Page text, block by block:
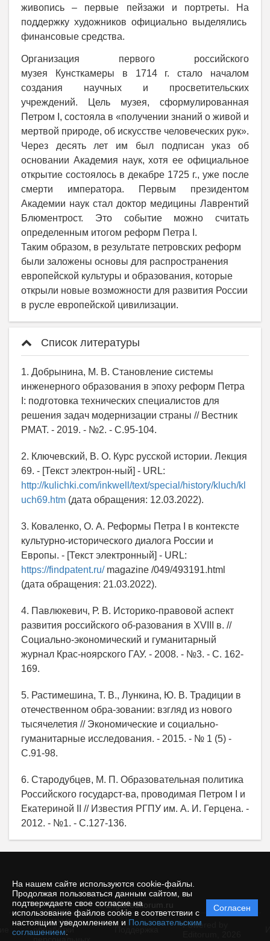
На нашем сайте используются cookie-файлы.
Продолжая пользоваться данным сайтом, вы
подтверждаете свое согласие на
использование файлов cookie в соответствии с
настоящим уведомлением и Пользовательским
соглашением
Согласен
живопись – первые пейзажи и портреты. На
поддержку художников официально выделялись
финансовые средства.
Организация первого российского
музея
Кунсткамеры в 1714 г. стало началом
создания научных и просветительских
учреждений. Цель музея, сформулированная
Петром , состояла в «получении знаний о живой и
мертвой природе, об искусстве человеческих рук».
Через десять лет им был подписан указ об
основании Академия наук, хотя ее официальное
открытие состоялось в декабре 1725 г., уже после
смерти императора. Первым президентом
Академии наук стал доктор медицины Лаврентий
Блюментрост. Это событие можно считать
определенным итогом реформ Петра .
Таким образом, в результате петровских реформ
были заложены основы для распространения
европейской культуры и образования, которые
открыли новые возможности для развития России
в русле европейской цивилизации.
Список литературы
1. Добрынина, М. В. Становление системы
инженерного образования в эпоху реформ Петра
I: подготовка технических специалистов для
решения задач модернизации страны // Вестник
РМАТ. - 2019. - №2. - С.95-104.
2. Ключевский, В. О. Курс русской истории. Лекция
69. - [Текст электрон-ный] - URL:
http://kulichki.com/inkwell/text/special/history/kluch/kl
uch69.htm (дата обращения: 12.03.2022).
3. Коваленко, О. А. Реформы Петра I в контексте
культурно-исторического диалога России и
Европы. - [Текст электронный] - URL:
https://findpatent.ru/magazine /049/493191.html
(дата обращения: 21.03.2022).
4. Павлюкевич, Р. В. Историко-правовой аспект
развития российского об-разования в XVIII в. //
Социально-экономический и гуманитарный
журнал Крас-ноярского ГАУ. - 2008. - №3. - С. 162-
169.
5. Растимешина, Т. В., Лункина, Ю. В. Традиции в
отечественном обра-зовании: взгляд из нового
тысячелетия // Экономические и социально-
гуманитарные исследования. - 2015. - № 1 (5) -
С.91-98.
6. Стародубцев, М. П. Образовательная политика
Российского государст-ва, проводимая Петром I и
Екатериной II // Известия РГПУ им. А. И. Герцена. -
2012. - №1. - С.127-136.
© angtu.editorum.ru
Политика
защиты и
обработки
Powered by